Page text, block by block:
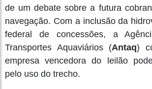
de um debate sobre a futura
navegação. Com a inclusão da
federal de concessões, a
Transportes Aquaviários (Antaq)
empresa vencedora do leilão
pelo uso do trecho.